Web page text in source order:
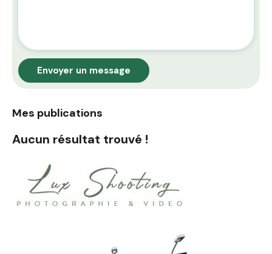
Envoyer un message
Mes publications
Aucun résultat trouvé !